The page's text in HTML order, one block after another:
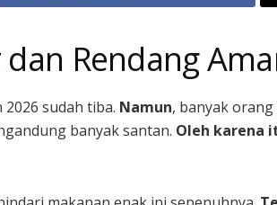
Rendang
2026 sudah tiba. Namun, banyak
banyak santan. Oleh karena